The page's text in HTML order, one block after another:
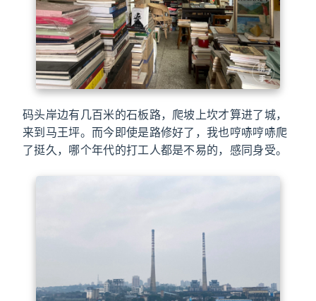
码头岸边有几百米的石板路，爬坡上坎才算进了城，
来到马王坪。而今即使是路修好了，我也哼哧哼哧爬
了挺久，哪个年代的打工人都是不易的，感同身受。